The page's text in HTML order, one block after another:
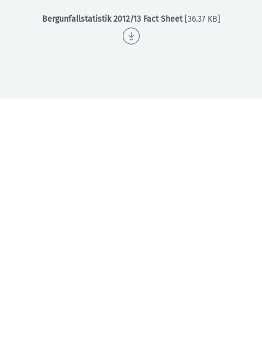
Bergunfallstatistik 2012/13 Fact Sheet[36.37 KB]